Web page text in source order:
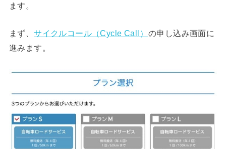
ます。
まず、サイクルコール（Cycle Call） の申し込み画面に
進みます。